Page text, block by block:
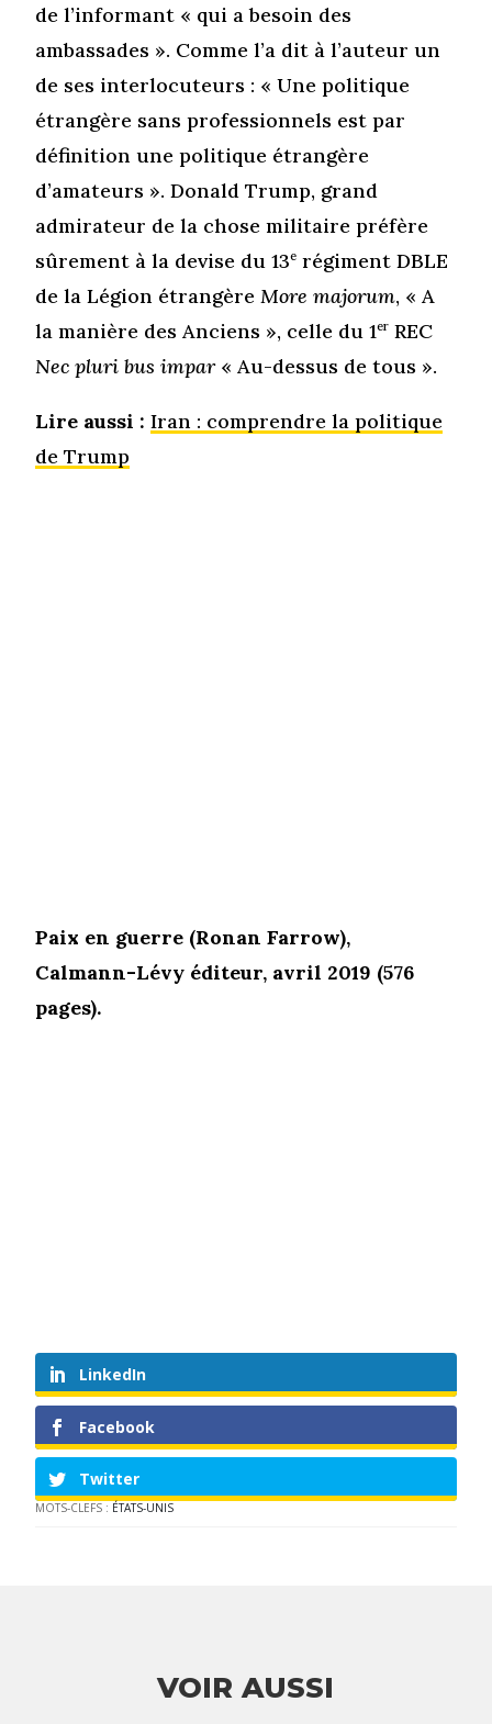
de l’informant « qui a besoin des
ambassades ». Comme l’a dit à l’auteur un
de ses interlocuteurs : « Une politique
étrangère sans professionnels est par
définition une politique étrangère
d’amateurs ». Donald Trump, grand
admirateur de la chose militaire préfère
sûrement à la devise du 13e régiment DBLE
de la Légion étrangèreMore majorum, « A
la manière des Anciens », celle du 1er REC
Nec pluri bus impar« Au-dessus de tous ».
Lire aussi : Iran : comprendre la politique
de Trump
Paix en guerre (Ronan Farrow),
Calmann-Lévy éditeur, avril 2019 (576
pages).
LinkedIn
Facebook
Twitter
MOTS-CLEFS : ÉTATS-UNIS
VOIR AUSSI